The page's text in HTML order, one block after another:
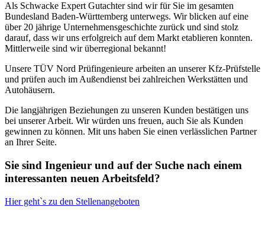
Als Schwacke Expert Gutachter sind wir für Sie im gesamten
Bundesland Baden-Württemberg unterwegs. Wir blicken auf eine
über 20 jährige Unternehmensgeschichte zurück und sind stolz
darauf, dass wir uns erfolgreich auf dem Markt etablieren konnten.
Mittlerweile sind wir überregional bekannt!
Unsere TÜV Nord Prüfingenieure arbeiten an unserer Kfz-Prüfstelle
und prüfen auch im Außendienst bei zahlreichen Werkstätten und
Autohäusern.
Die langjährigen Beziehungen zu unseren Kunden bestätigen uns
bei unserer Arbeit. Wir würden uns freuen, auch Sie als Kunden
gewinnen zu können. Mit uns haben Sie einen verlässlichen Partner
an Ihrer Seite.
Sie sind Ingenieur und auf der Suche nach einem
interessanten neuen Arbeitsfeld?
Hier geht`s zu den Stellenangeboten